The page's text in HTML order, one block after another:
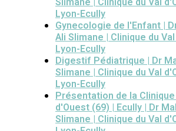
Lyon-Ecully
Gynecologie de l'Enfant |
Ali Slimane | Clinique du
Lyon-Ecully
Digestif Pédiatrique | Dr
Slimane | Clinique du Val
Lyon-Ecully
Présentation de la
d'Ouest (69) | Ecully | Dr
Slimane | Clinique du Val